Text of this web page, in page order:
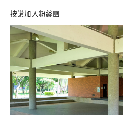
按讚加入粉絲團